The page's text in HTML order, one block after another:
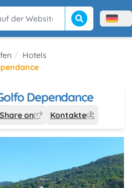
Website Suche beginnen
Menù
Hotels
Dependance
Share on Kontakte